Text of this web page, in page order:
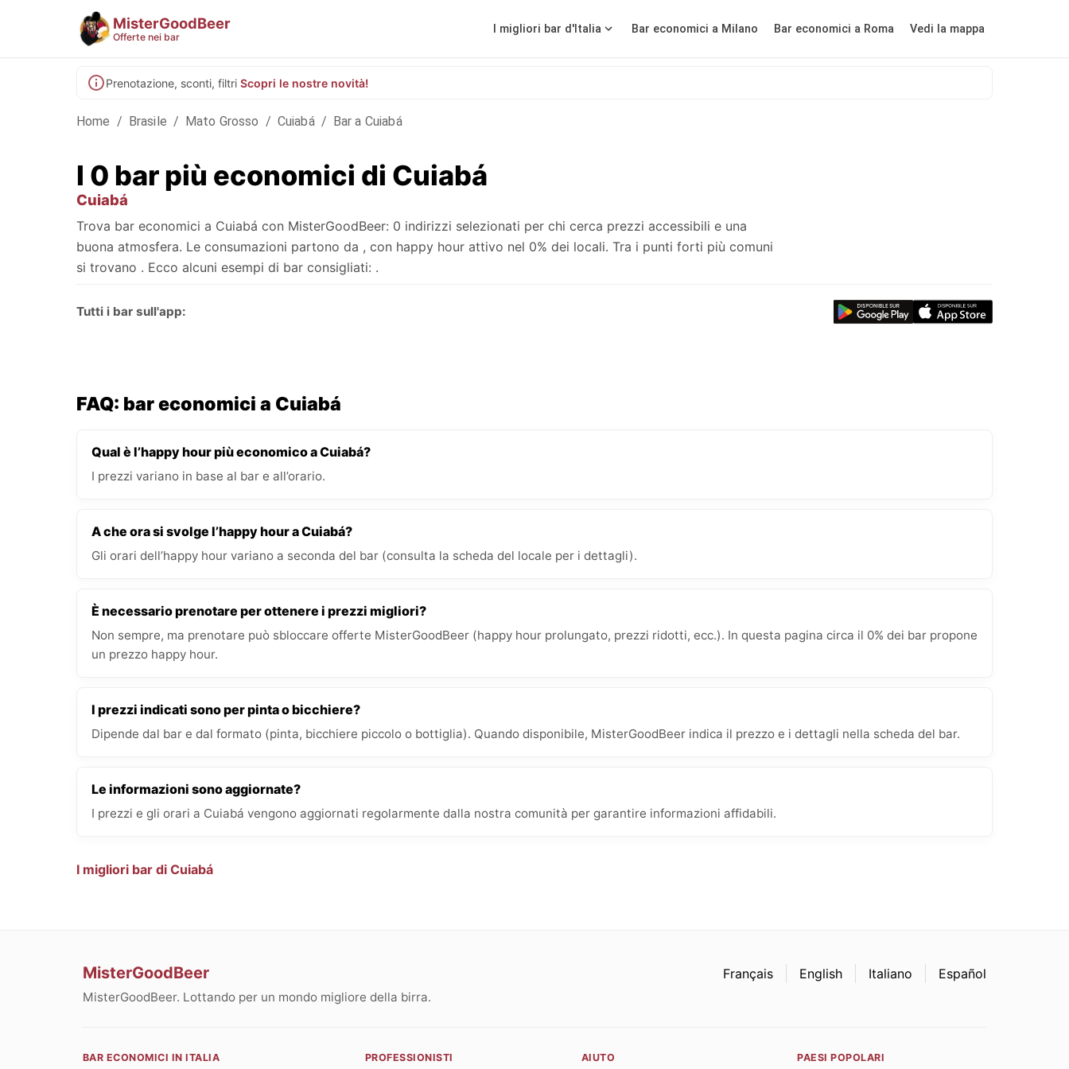
MisterGoodBeer
Offerte nei bar
I migliori bar d'Italia Bar economici a Milano Bar economici a Roma Vedi la mappa
Prenotazione, sconti, filtri Scopri le nostre novità!
Home / Brasile / Mato Grosso / Cuiabá / Bar a Cuiabá
I 0 bar più economici di Cuiabá
Cuiabá
Trova bar economici a Cuiabá con MisterGoodBeer: 0 indirizzi selezionati per chi cerca prezzi accessibili e una
buona atmosfera. Le consumazioni partono da , con happy hour attivo nel 0% dei locali. Tra i punti forti più comuni
si trovano . Ecco alcuni esempi di bar consigliati: .
Tutti i bar sull'app:
FAQ: bar economici a Cuiabá
Qual è l’happy hour più economico a Cuiabá?
I prezzi variano in base al bar e all’orario.
A che ora si svolge l’happy hour a Cuiabá?
Gli orari dell’happy hour variano a seconda del bar (consulta la scheda del locale per i dettagli).
È necessario prenotare per ottenere i prezzi migliori?
Non sempre, ma prenotare può sbloccare offerte MisterGoodBeer (happy hour prolungato, prezzi ridotti, ecc.). In questa pagina circa il 0% dei bar propone
un prezzo happy hour.
I prezzi indicati sono per pinta o bicchiere?
Dipende dal bar e dal formato (pinta, bicchiere piccolo o bottiglia). Quando disponibile, MisterGoodBeer indica il prezzo e i dettagli nella scheda del bar.
Le informazioni sono aggiornate?
I prezzi e gli orari a Cuiabá vengono aggiornati regolarmente dalla nostra comunità per garantire informazioni affidabili.
I migliori bar di Cuiabá
MisterGoodBeer
MisterGoodBeer. Lottando per un mondo migliore della birra.
Français English Italiano Español
BAR ECONOMICI IN ITALIA PROFESSIONISTI AIUTO PAESI POPOLARI